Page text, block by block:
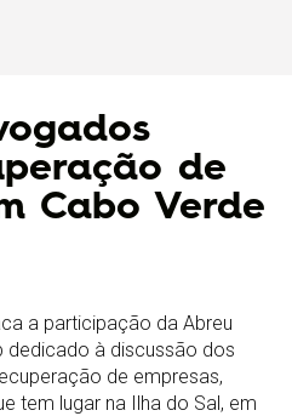
de
Cabo Verde
a participação da Abreu
dedicado à discussão dos
de empresas,
tem lugar na Ilha do Sal, em